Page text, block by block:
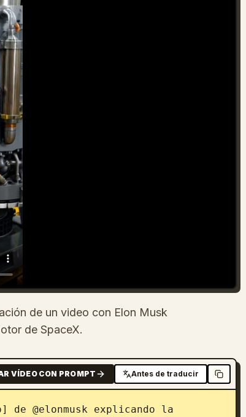
de un video con Elon Musk
de SpaceX.
VÍDEO CON PROMPT Antes de traducir
de @elonmusk explicando la